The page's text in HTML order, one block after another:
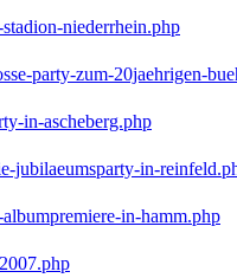
niederrhein.php
party-zum-20jaehrigen-
in-ascheberg.php
jubilaeumsparty-in-
in-hamm.php